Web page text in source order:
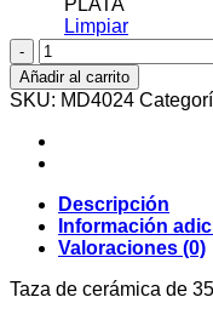
PLATA
Limpiar
ZALA
cantidad
Añadir al carrito
SKU: MD4024
Descripción
Información
Valoraciones (0)
Taza de cerámica de